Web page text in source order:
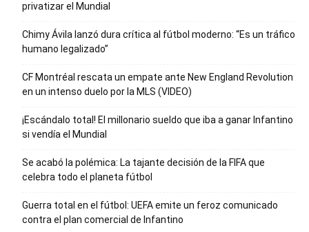
privatizar el Mundial
Chimy Ávila lanzó dura crítica al fútbol moderno: “Es un tráfico
humano legalizado”
CF Montréal rescata un empate ante New England Revolution
en un intenso duelo por la MLS (VIDEO)
¡Escándalo total! El millonario sueldo que iba a ganar Infantino
si vendía el Mundial
Se acabó la polémica: La tajante decisión de la FIFA que
celebra todo el planeta fútbol
Guerra total en el fútbol: UEFA emite un feroz comunicado
contra el plan comercial de Infantino